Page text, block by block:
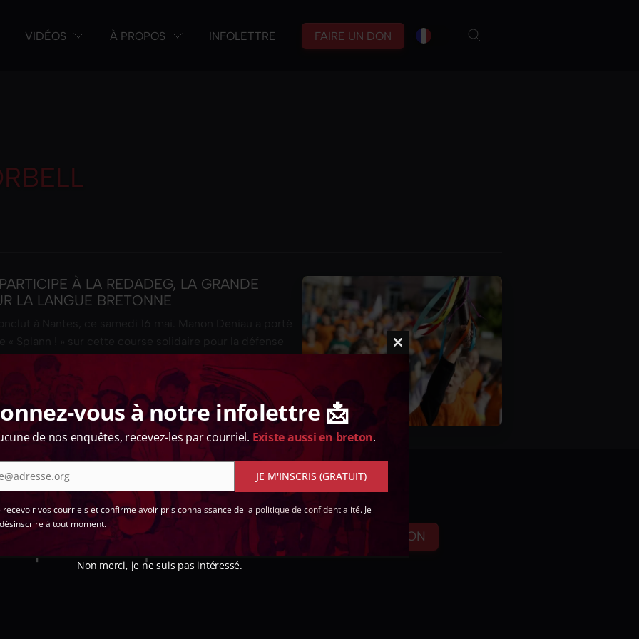
VIDÉOS À PROPOS INFOLETTRE FAIRE UN DON br
À LA REDADEG, LA GRANDE
LA LANGUE BRETONNE
!
indépendant en
FAIRE UN DON
Close
this
module
vous à notre infolettre 📩
de nos enquêtes, recevez-les par courriel. Existe aussi en breton.
JE M'INSCRIS (GRATUIT)
recevoir vos courriels et confirme avoir pris connaissance de la politique de confidentialité. Je
à tout moment.
Non merci, je ne suis pas intéressé.